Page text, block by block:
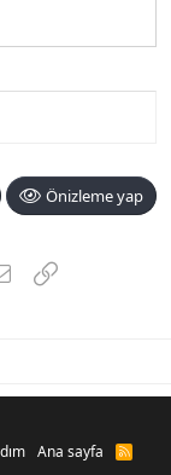
Önizleme yap
E-postaLink
Ana sayfa
R
S